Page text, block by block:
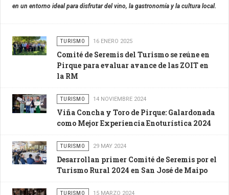
en un entorno ideal para disfrutar del vino, la gastronomía y la cultura local.
TURISMO 16 ENERO 2025
Comité de Seremis del Turismo se reúne en
Pirque para evaluar avance de las ZOIT en
la RM
TURISMO 14 NOVIEMBRE 2024
Viña Concha y Toro de Pirque: Galardonada
como Mejor Experiencia Enoturística 2024
TURISMO 29 MAY 2024
Desarrollan primer Comité de Seremis por el
Turismo Rural 2024 en San José de Maipo
TURISMO 15 MARZO 2024